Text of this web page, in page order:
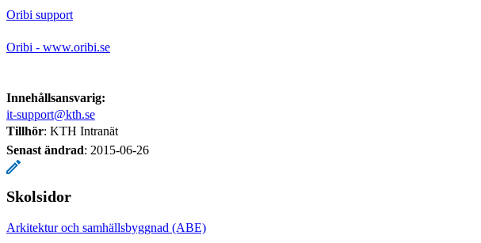
Oribi support
Oribi - www.oribi.se
Innehållsansvarig:
it-support@kth.se
Tillhör: KTH Intranät
Senast ändrad: 2015-06-26
Skolsidor
Arkitektur och samhällsbyggnad (ABE)